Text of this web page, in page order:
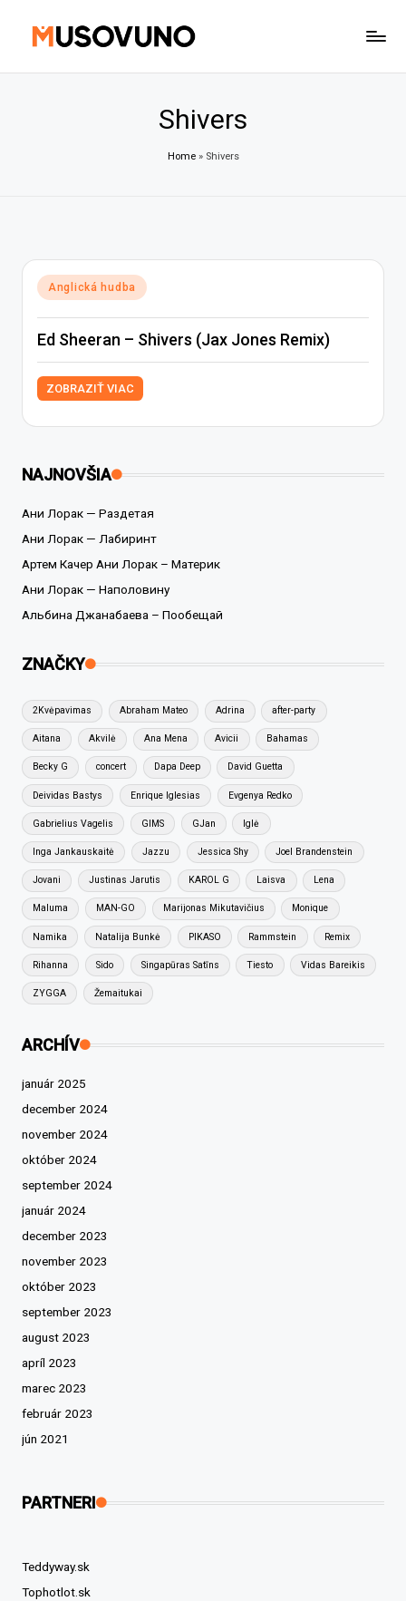
Shivers
Home» Shivers
Posted
in
Anglická hudba
Ed Sheeran – Shivers (Jax Jones Remix)
ZOBRAZIŤ VIAC
NAJNOVŠIA
Ани Лорак — Раздетая
Ани Лорак — Лабиринт
Артем Качер Ани Лорак – Материк
Ани Лорак — Наполовину
Альбина Джанабаева – Пообещай
ZNAČKY
2Kvėpavimas Abraham Mateo Adrina after-party
Aitana Akvilė Ana Mena Avicii Bahamas
Becky G concert Dapa Deep David Guetta
Deividas Bastys Enrique Iglesias Evgenya Redko
Gabrielius Vagelis GIMS GJan Iglė
Inga Jankauskaitė Jazzu Jessica Shy Joel Brandenstein
Jovani Justinas Jarutis KAROL G Laisva Lena
Maluma MAN-GO Marijonas Mikutavičius Monique
Namika Natalija Bunkė PIKASO Rammstein Remix
Rihanna Sido Singapūras Satīns Tiesto Vidas Bareikis
ZYGGA Žemaitukai
ARCHÍV
január 2025
december 2024
november 2024
október 2024
september 2024
január 2024
december 2023
november 2023
október 2023
september 2023
august 2023
apríl 2023
marec 2023
február 2023
jún 2021
PARTNERI
Teddyway.sk
Tophotlot.sk